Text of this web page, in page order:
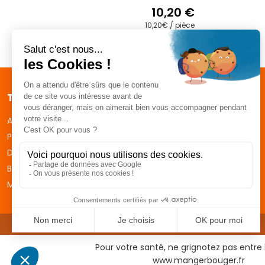
10,20 €
10,20€ / pièce
TraiteurCoeur Lozère
Apéritif dinatoire
Plateaux repas
Desserts
Boissons
Menus de fêtes
CGVs
Pour votre santé, ne grignotez pas entre
www.mangerbouger.fr